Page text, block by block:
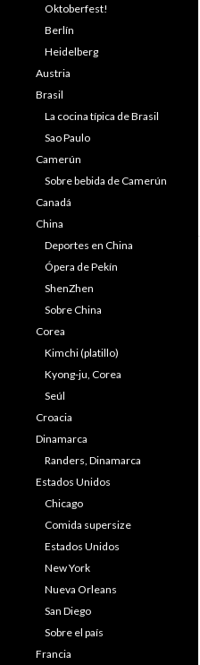
Oktoberfest!
Berlín
Heidelberg
Austria
Brasil
La cocina típica de Brasil
Sao Paulo
Camerún
Sobre bebida de Camerún
Canadá
China
Deportes en China
Ópera de Pekín
ShenZhen
Sobre China
Corea
Kimchi (platillo)
Kyong-ju, Corea
Seúl
Croacia
Dinamarca
Randers, Dinamarca
Estados Unidos
Chicago
Comida supersize
Estados Unidos
New York
Nueva Orleans
San Diego
Sobre el país
Francia